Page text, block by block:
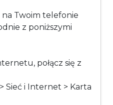
na Twoim telefonie
z poniższymi
połącz się z
Sieć i Internet > Karta